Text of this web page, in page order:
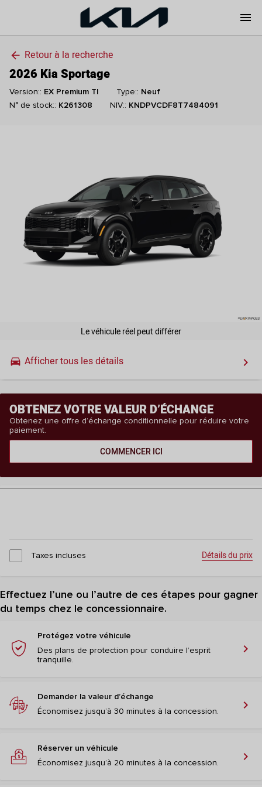
menu
arrow_back Retour à la recherche
2026 Kia Sportage
Version:: EX Premium TI Type:: Neuf
N° de stock:: K261308 NIV:: KNDPVCDF8T7484091
Le véhicule réel peut différer
drive_eta Afficher tous les détails keyboard_arrow_right
OBTENEZ VOTRE VALEUR D’ÉCHANGE
Obtenez une offre d’échange conditionnelle pour réduire votre
paiement.
COMMENCER ICI
Taxes incluses Détails du prix
Effectuez l’une ou l’autre de ces étapes pour gagner
du temps chez le concessionnaire.
Protégez votre véhicule
Des plans de protection pour conduire l’esprit
tranquille.
chevron_right
Demander la valeur d’échange
Économisez jusqu’à 30 minutes à la concession.
chevron_right
Réserver un véhicule
Économisez jusqu’à 20 minutes à la concession.
chevron_right